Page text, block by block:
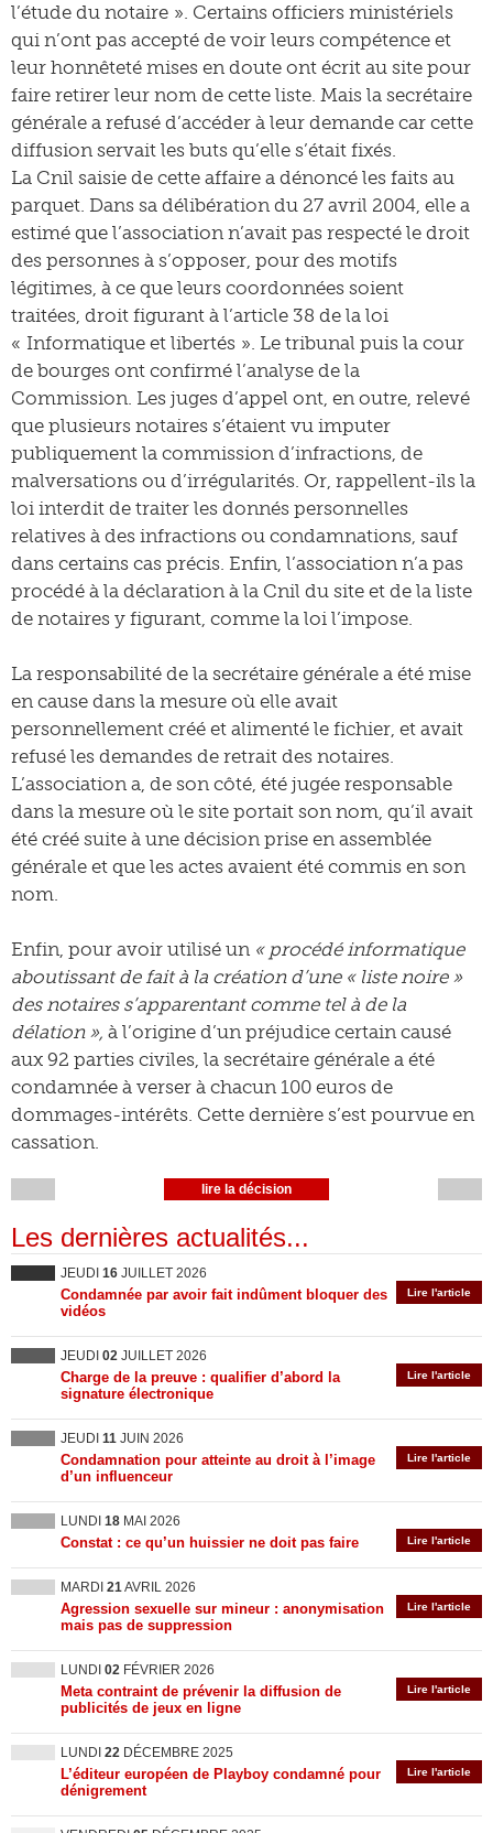
l’étude du notaire ». Certains officiers ministériels
qui n’ont pas accepté de voir leurs compétence et
leur honnêteté mises en doute ont écrit au site pour
faire retirer leur nom de cette liste. Mais la secrétaire
générale a refusé d’accéder à leur demande car cette
diffusion servait les buts qu’elle s’était fixés.
La Cnil saisie de cette affaire a dénoncé les faits au
parquet. Dans sa délibération du 27 avril 2004, elle a
estimé que l’association n’avait pas respecté le droit
des personnes à s’opposer, pour des motifs
légitimes, à ce que leurs coordonnées soient
traitées, droit figurant à l’article 38 de la loi
« Informatique et libertés ». Le tribunal puis la cour
de bourges ont confirmé l’analyse de la
Commission. Les juges d’appel ont, en outre, relevé
que plusieurs notaires s’étaient vu imputer
publiquement la commission d’infractions, de
malversations ou d’irrégularités. Or, rappellent-ils la
loi interdit de traiter les donnés personnelles
relatives à des infractions ou condamnations, sauf
dans certains cas précis. Enfin, l’association n’a pas
procédé à la déclaration à la Cnil du site et de la liste
de notaires y figurant, comme la loi l’impose.
La responsabilité de la secrétaire générale a été mise
en cause dans la mesure où elle avait
personnellement créé et alimenté le fichier, et avait
refusé les demandes de retrait des notaires.
L’association a, de son côté, été jugée responsable
dans la mesure où le site portait son nom, qu’il avait
été créé suite à une décision prise en assemblée
générale et que les actes avaient été commis en son
nom.
Enfin, pour avoir utilisé un « procédé informatique
aboutissant de fait à la création d’une « liste noire »
des notaires s’apparentant comme tel à de la
délation », à l’origine d’un préjudice certain causé
aux 92 parties civiles, la secrétaire générale a été
condamnée à verser à chacun 100 euros de
dommages-intérêts. Cette dernière s’est pourvue en
cassation.
lire la décision
Les dernières actualités...
JEUDI 16 JUILLET 2026
Lire l'article
Condamnée par avoir fait indûment bloquer des
vidéos
JEUDI 02 JUILLET 2026
Lire l'article
Charge de la preuve : qualifier d’abord la
signature électronique
JEUDI 11 JUIN 2026
Lire l'article
Condamnation pour atteinte au droit à l’image
d’un influenceur
LUNDI 18 MAI 2026
Lire l'article
Constat : ce qu’un huissier ne doit pas faire
MARDI 21AVRIL 2026
Lire l'article
Agression sexuelle sur mineur : anonymisation
mais pas de suppression
LUNDI 02 FÉVRIER 2026
Lire l'article
Meta contraint de prévenir la diffusion de
publicités de jeux en ligne
LUNDI 22 DÉCEMBRE 2025
Lire l'article
L’éditeur européen de Playboy condamné pour
dénigrement